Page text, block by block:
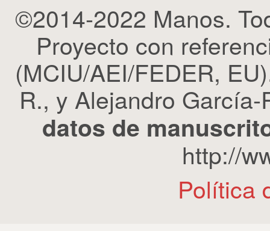
©2014-2022 Manos.
Proyecto con
(MCIU/AEI/FEDER,
R., y Alejandro
datos de
http://
Política